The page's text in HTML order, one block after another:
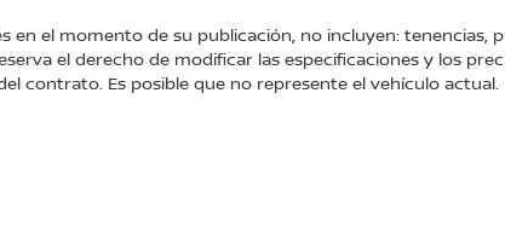
en el momento de su publicación, no incluyen: tenencias,
el derecho de modificar las especificaciones y los
contrato. Es posible que no represente el vehículo actual.